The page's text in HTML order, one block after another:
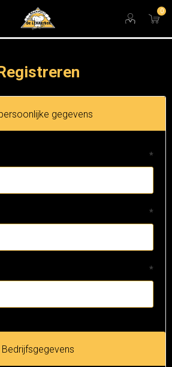
0
gegevens
*
*
*
Bedrijfsgegevens